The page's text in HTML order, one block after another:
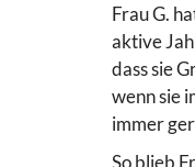
Frau G.
aktive
dass sie
wenn sie
immer